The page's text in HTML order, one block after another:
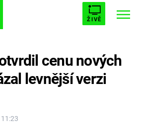
ŽIVĚ
AVENGERS 5
cenu nových
levnější verzi